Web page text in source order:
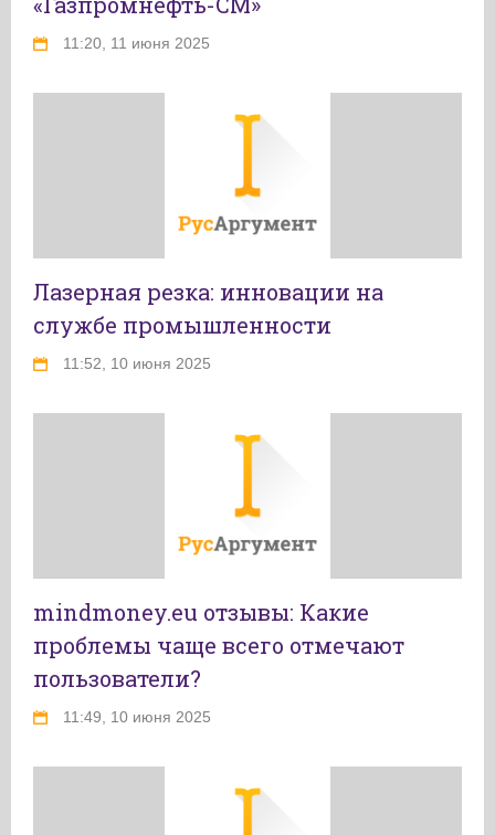
11:20, 11 июня 2025
Лазерная резка: инновации на
службе промышленности
11:52, 10 июня 2025
mindmoney.eu отзывы: Какие
проблемы чаще всего отмечают
пользователи?
11:49, 10 июня 2025